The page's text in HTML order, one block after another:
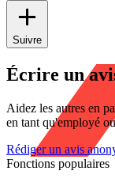
Suivre
Écrire un
Aidez les autres en
en tant qu'employé
Rédiger un avis
Fonctions populaires